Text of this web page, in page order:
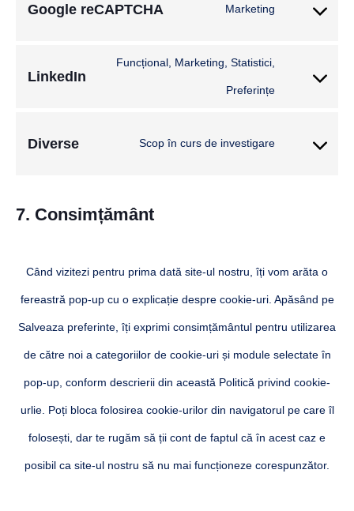
Google reCAPTCHA Marketing
LinkedIn
Funcțional, Marketing, Statistici,
Preferințe
Diverse Scop în curs de investigare
7. Consimțământ
Când vizitezi pentru prima dată site-ul nostru, îți vom arăta o
fereastră pop-up cu o explicație despre cookie-uri. Apăsând pe
Salveaza preferinte, îți exprimi consimțământul pentru utilizarea
de către noi a categoriilor de cookie-uri și module selectate în
pop-up, conform descrierii din această Politică privind cookie-
urlie. Poți bloca folosirea cookie-urilor din navigatorul pe care îl
folosești, dar te rugăm să ții cont de faptul că în acest caz e
posibil ca site-ul nostru să nu mai funcționeze corespunzător.